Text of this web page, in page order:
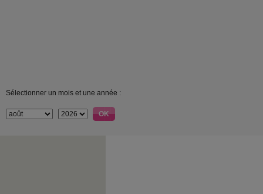
Sélectionner un mois et une année :